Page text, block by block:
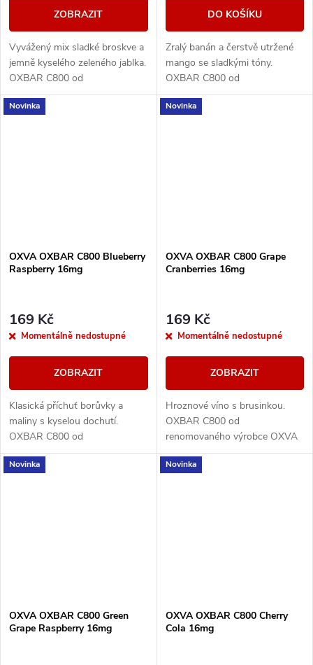
ZOBRAZIT
Vyvážený mix sladké broskve a
jemně kyselého zeleného jablka.
OXBAR C800 od
renomovaného výrobce OXVA
přináší moderní krystalický
DO KOŠÍKU
Zralý banán a čerstvě utržené
mango se sladkými tóny.
OXBAR C800 od
renomovaného výrobce OXVA
přináší moderní krystalický
Novinka
OXVA OXBAR C800 Blueberry
Raspberry 16mg
169 Kč
Momentálně nedostupné
ZOBRAZIT
Klasická příchuť borůvky a
maliny s kyselou dochutí.
OXBAR C800 od
renomovaného výrobce OXVA
přináší moderní krystalický
Novinka
OXVA OXBAR C800 Grape
Cranberries 16mg
169 Kč
Momentálně nedostupné
ZOBRAZIT
Hroznové víno s brusinkou.
OXBAR C800 od
renomovaného výrobce OXVA
přináší moderní krystalický
design, který nejen skvěle
Novinka
OXVA OXBAR C800 Green
Grape Raspberry 16mg
Novinka
OXVA OXBAR C800 Cherry
Cola 16mg